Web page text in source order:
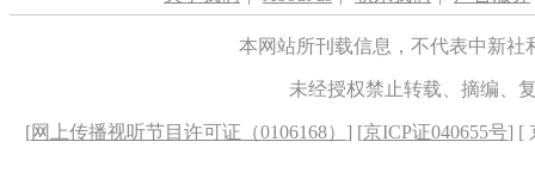
本网站所刊载信息，不代表中新
未经授权禁止转载、摘编、
[网上传播视听节目许可证（0106168） ] [京ICP证040655号] [